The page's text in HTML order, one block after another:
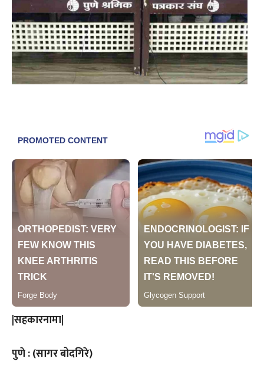
|सहकारनामा|
पुणे : (सागर बोदगिरे)